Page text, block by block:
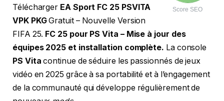
Score SEO
Télécharger EA Sport FC 25 PSVITA
VPK PKGGratuit – Nouvelle Version
FIFA 25. FC 25 pour PS Vita – Mise à jour des
équipes 2025 et installation complète. La console
PS Vita continue de séduire les passionnés de jeux
vidéo en 2025 grâce à sa portabilité et à l’engagement
de la communauté qui développe régulièrement de